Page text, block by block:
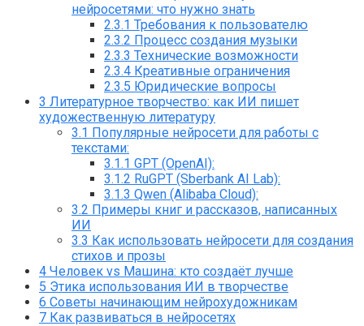
нейросетями: что нужно знать
2.3.1 Требования к пользователю
2.3.2 Процесс создания музыки
2.3.3 Технические возможности
2.3.4 Креативные ограничения
2.3.5 Юридические вопросы
3 Литературное творчество: как ИИ пишет
художественную литературу
3.1 Популярные нейросети для работы с
текстами:
3.1.1 GPT (OpenAI):
3.1.2 RuGPT (Sberbank AI Lab):
3.1.3 Qwen (Alibaba Cloud):
3.2 Примеры книг и рассказов, написанных
ИИ
3.3 Как использовать нейросети для создания
стихов и прозы
4 Человек vs Машина: кто создаёт лучше
5 Этика использования ИИ в творчестве
6 Советы начинающим нейрохудожникам
7 Как развиваться в нейросетях